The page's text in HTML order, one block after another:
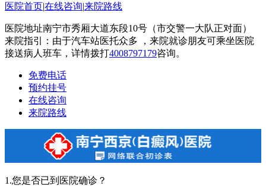
医院首页|在线咨询|来院路线
医院地址南宁市秀厢大道东段10号（市交警一大队正对面）
来院指引：由于汽车站医托众多 ，来院就诊朋友可乘坐医院
接送病人班车，详情拨打4008797179咨询。
免费电话
预约挂号
在线咨询
来院路线
1.您是否已到医院确诊？